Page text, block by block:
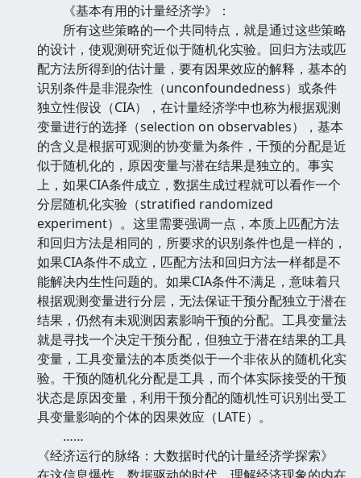
《基本有用的计量经济学》：
所有这些策略的一个共同特点，就是通过这些策略
的设计，使观测研究近似于随机化实验。回归方法或匹
配方法所得到的估计量，要有因果效应的解释，基本的
识别条件是非混杂性（unconfoundedness）或条件
独立性假设（CIA），在计量经济学中也称为根据观测
变量进行的选择（selection on observables），基本
的含义是根据可观测的协变量为条件，干预的分配是近
似于随机化的，原因变量与潜在结果是独立的。事实
上，如果CIA条件成立，数据生成过程就可以看作一个
分层随机化实验（stratified randomized
experiment）。这里需要强调一点，本质上匹配方法
和回归方法是相同的，所要求的识别条件也是一样的，
如果CIA条件不成立，匹配方法和回归方法一样都是不
能解决内生性问题的。如果CIA条件不满足，意味着只
根据观测变量进行分层，无法保证干预分配独立于潜在
结果，仍然有未观测因素影响干预的分配。工具变量法
就是寻找一个决定干预分配，但独立于潜在结果的工具
变量，工具变量法的本质类似于一个非依从的随机化实
验。干预的随机化分配是工具，而个体实际接受的干预
状态是原因变量，利用干预分配的随机性可识别出受工
具变量影响的个体的因果效应（LATE）。
……
《经济运行的脉络：大数据时代的计量经济学探索》